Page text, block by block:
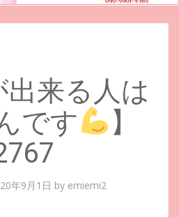
出来る人は
です
】
年9月1日 by emiemi2